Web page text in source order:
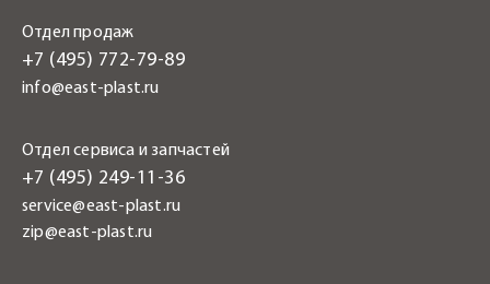
Отдел продаж
+7 (495) 772-79-89
info@east-plast.ru
Отдел сервиса и запчастей
+7 (495) 249-11-36
service@east-plast.ru
zip@east-plast.ru